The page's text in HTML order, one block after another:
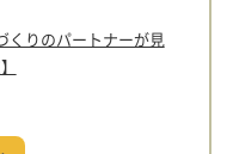
くりのパートナーが見